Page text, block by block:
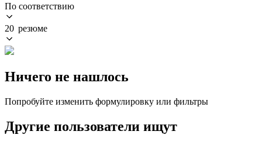
По соответствию
20 резюме
Ничего не нашлось
Попробуйте изменить формулировку или фильтры
Другие пользователи ищут